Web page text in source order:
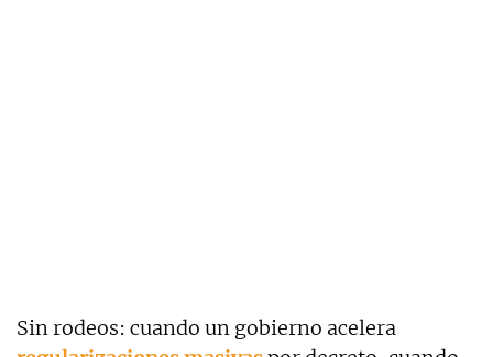
Sin rodeos: cuando un gobierno acelera